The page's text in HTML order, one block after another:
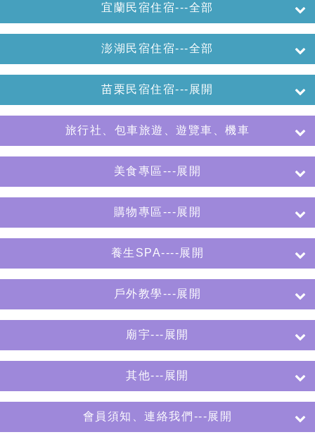
宜蘭民宿住宿---全部
澎湖民宿住宿---全部
苗栗民宿住宿---展開
旅行社、包車旅遊、遊覽車、機車
美食專區---展開
購物專區---展開
養生SPA----展開
戶外教學---展開
廟宇---展開
其他---展開
會員須知、連絡我們---展開